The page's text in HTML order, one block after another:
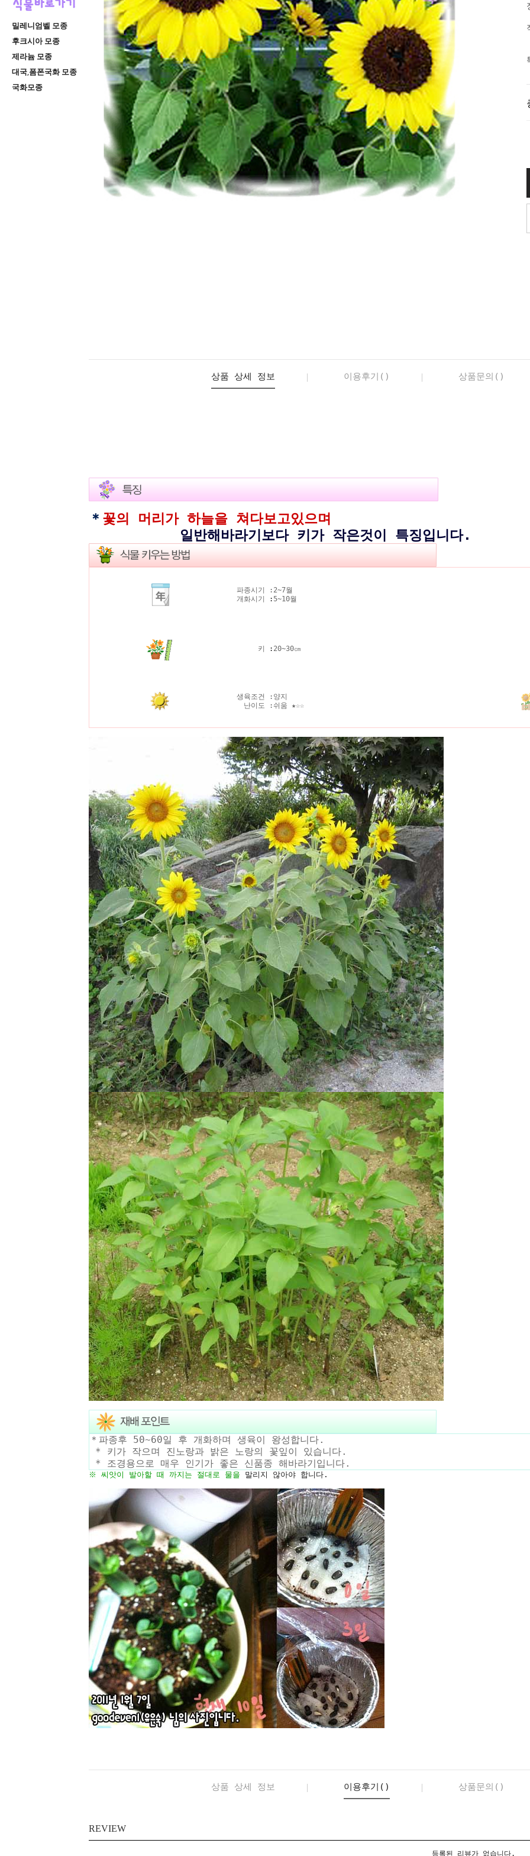
밀레니엄벨 모종
후크시아 모종
제라늄 모종
대국,폼폰국화 모종
국화모종
상품 상세 정보 이용후기() 상품문의()
＊ 꽃의 머리가 하늘을 쳐다보고있으며
일반해바라기보다 키가 작은것이 특징입니다.
파종시기 :
개화시기
:
2~7월
5~10월
키 : 20~30㎝
생육조건 :
난이도 :
양지
쉬움 ★☆☆
＊파종후 50~60일 후 개화하며 생육이 왕성합니다.
* 키가 작으며 진노랑과 밝은 노랑의 꽃잎이 있습니다.
* 조경용으로 매우 인기가 좋은 신품종 해바라기입니다.
※ 씨앗이 발아할 때 까지는 절대로 물을 말리지 않아야 합니다.
상품 상세 정보 이용후기() 상품문의()
REVIEW
등록된 리뷰가 없습니다.